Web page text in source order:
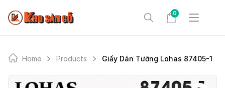
0
Home Products Giấy Dán Tường Lohas 87405-1